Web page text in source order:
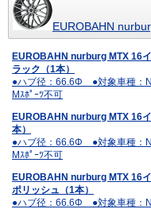
EUROBAHN
EUROBAHN nurburg MTX 16
ラック（1本）
●ハブ径：66.6Φ ●対象車種：
Mｽﾎﾟｰﾂ不可
EUROBAHN nurburg MTX 16
本）
●ハブ径：66.6Φ ●対象車種：
Mｽﾎﾟｰﾂ不可
EUROBAHN nurburg MTX 16
ポリッシュ（1本）
●ハブ径：66.6Φ ●対象車種：